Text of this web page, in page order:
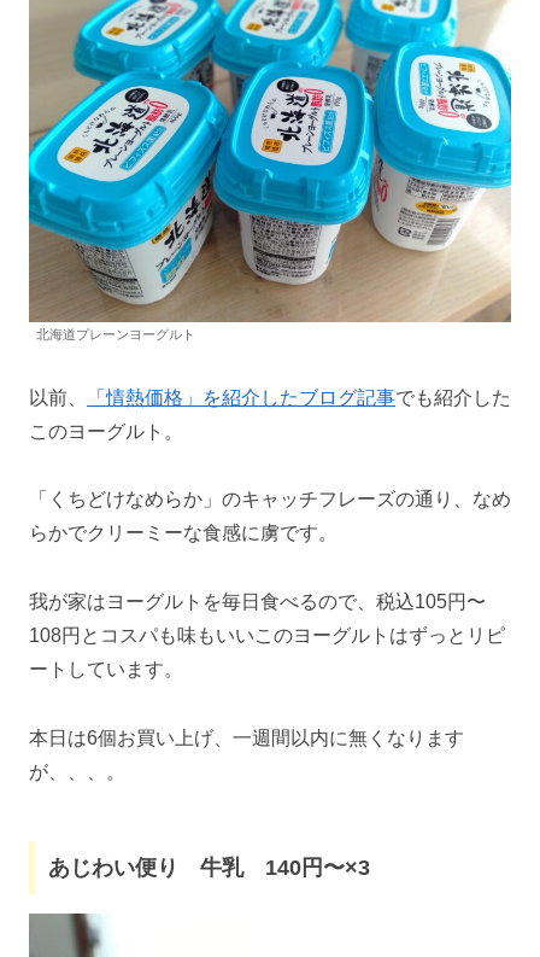
北海道プレーンヨーグルト
以前、 「情熱価格」を紹介したブログ記事でも紹介した
このヨーグルト。
「くちどけなめらか」のキャッチフレーズの通り、なめ
らかでクリーミーな食感に虜です。
我が家はヨーグルトを毎日食べるので、税込105円〜
108円とコスパも味もいいこのヨーグルトはずっとリピ
ートしています。
本日は6個お買い上げ、一週間以内に無くなります
が、、、。
あじわい便り 牛乳 140円〜×3